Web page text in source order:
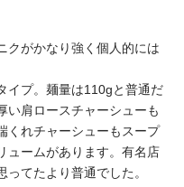
クがかなり強く個人的には
イプ。麺量は110gと普通だ
い肩ロースチャーシューも
くれチャーシューもスープ
ュームがあります。有名店
てたより普通でした。